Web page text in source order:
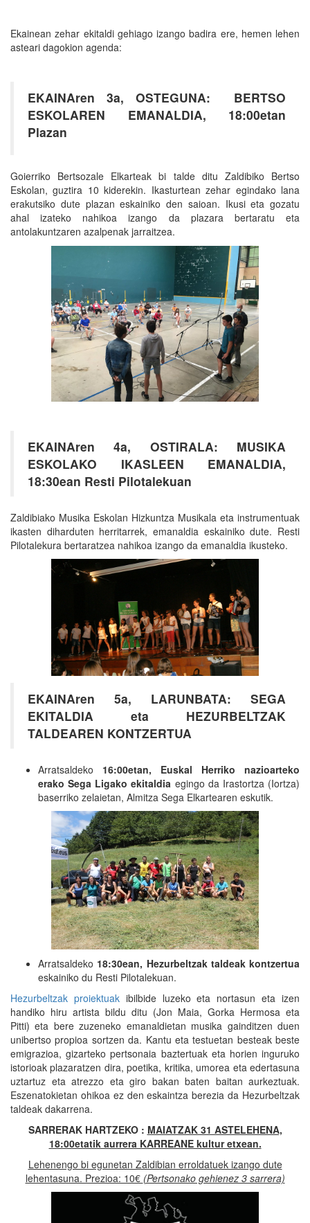
Ekainean zehar ekitaldi gehiago izango badira ere, hemen lehen
asteari dagokion agenda:
EKAINAren 3a, OSTEGUNA: BERTSO
ESKOLAREN EMANALDIA, 18:00etan
Plazan
Goierriko Bertsozale Elkarteak bi talde ditu Zaldibiko Bertso
Eskolan, guztira 10 kiderekin. Ikasturtean zehar egindako lana
erakutsiko dute plazan eskainiko den saioan. Ikusi eta gozatu
ahal izateko nahikoa izango da plazara bertaratu eta
antolakuntzaren azalpenak jarraitzea.
EKAINAren 4a, OSTIRALA: MUSIKA
ESKOLAKO IKASLEEN EMANALDIA,
18:30ean Resti Pilotalekuan
Zaldibiako Musika Eskolan Hizkuntza Musikala eta instrumentuak
ikasten diharduten herritarrek, emanaldia eskainiko dute. Resti
Pilotalekura bertaratzea nahikoa izango da emanaldia ikusteko.
EKAINAren 5a, LARUNBATA: SEGA
EKITALDIA eta HEZURBELTZAK
TALDEAREN KONTZERTUA
Arratsaldeko 16:00etan,
Euskal Herriko nazioarteko
erako Sega Ligako ekitaldia egingo da Irastortza (Iortza)
baserriko zelaietan, Almitza Sega Elkartearen eskutik.
Arratsaldeko 18:30ean, Hezurbeltzak taldeak kontzertua
eskainiko du Resti Pilotalekuan.
Hezurbeltzak proiektuakibilbide luzeko eta nortasun eta izen
handiko hiru artista bildu ditu (Jon Maia, Gorka Hermosa eta
Pitti) eta bere zuzeneko emanaldietan musika gainditzen duen
unibertso propioa sortzen da. Kantu eta testuetan besteak beste
emigrazioa, gizarteko pertsonaia baztertuak eta horien inguruko
istorioak plazaratzen dira, poetika, kritika, umorea eta edertasuna
uztartuz eta atrezzo eta giro bakan baten baitan aurkeztuak.
Eszenatokietan ohikoa ez den eskaintza berezia da Hezurbeltzak
taldeak dakarrena.
SARRERAK HARTZEKO : MAIATZAK 31 ASTELEHENA,
18:00etatik aurrera KARREANE kultur etxean.
Lehenengo bi egunetan Zaldibian erroldatuek izango dute
lehentasuna. Prezioa: 10€ (Pertsonako gehienez 3 sarrera)